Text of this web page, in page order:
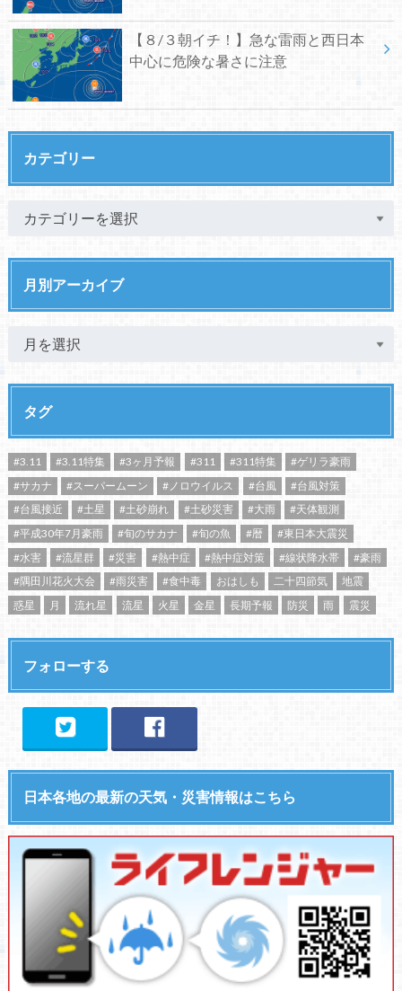
【８/３朝イチ！】急な雷雨と西日本
中心に危険な暑さに注意
カテゴリー
月別アーカイブ
タグ
#3.11 #3.11特集 #3ヶ月予報 #311 #311特集
#ゲリラ豪雨
#サカナ
#スーパームーン #ノロウイルス #台風
#台風対策
#台風接近
#土星 #土砂崩れ #土砂災害 #大雨
#天体観測
#平成30年7月豪雨
#旬のサカナ #旬の魚 #暦
#東日本大震災
#水害
#流星群 #災害 #熱中症 #熱中症対策 #線状降水帯
#豪雨
#隅田川花火大会
#雨災害 #食中毒 おはしも 二十四節気
地震
惑星
月 流れ星 流星 火星 金星 長期予報 防災 雨 震災
フォローする
日本各地の最新の天気・災害情報はこちら